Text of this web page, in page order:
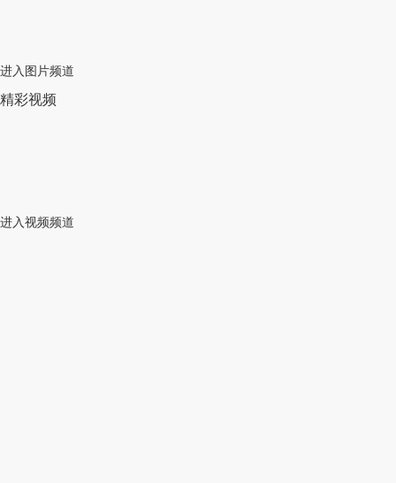
进入图片频道
精彩视频
进入视频频道